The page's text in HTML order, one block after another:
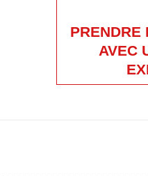
PRENDRE
AVEC